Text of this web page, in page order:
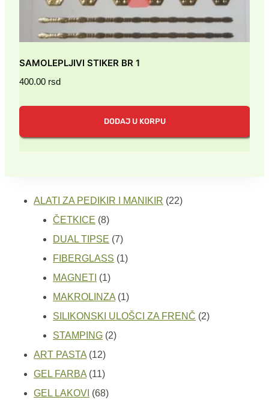
SAMOLEPLJIVI STIKER BR 1
400.00 rsd
DODAJ U KORPU
ALATI ZA PEDIKIR I MANIKIR 2222
ČETKICE 88
proizvoda
DUAL TIPSE 77
proizvoda
FIBERGLASS 11
MAGNETI 11
proizvod
MAKROLINZA 11
proizvod
SILIKONSKI ULOŠCI ZA FRENČ 22
STAMPING 22
ART PASTA 1212
proizvoda
GEL FARBA 1111
proizvoda
GEL LAKOVI 6868